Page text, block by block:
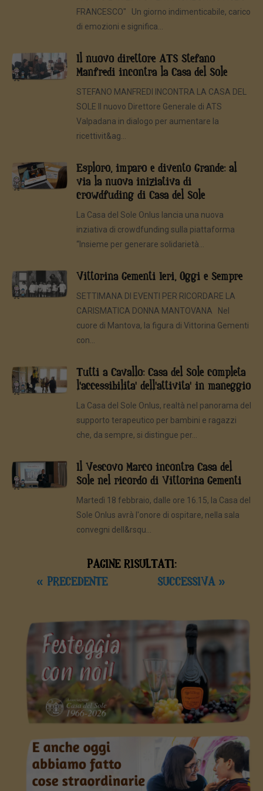
FRANCESCO" Un giorno indimenticabile, carico
di emozioni e significa...
Il nuovo direttore ATS Stefano
Manfredi incontra la Casa del Sole
STEFANO MANFREDI INCONTRA LA CASA DEL
SOLE Il nuovo Direttore Generale di ATS
Valpadana in dialogo per aumentare la
ricettivit&ag...
Esploro, imparo e divento Grande: al
via la nuova iniziativa di
crowdfuding di Casa del Sole
La Casa del Sole Onlus lancia una nuova
inziativa di crowdfunding sulla piattaforma
“Insieme per generare solidarietà...
Vittorina Gementi Ieri, Oggi e Sempre
SETTIMANA DI EVENTI PER RICORDARE LA
CARISMATICA DONNA MANTOVANA Nel
cuore di Mantova, la figura di Vittorina Gementi
con...
Tutti a Cavallo: Casa del Sole completa
l'accessibilita' dell'attivita' in maneggio
La Casa del Sole Onlus, realtà nel panorama del
supporto terapeutico per bambini e ragazzi
che, da sempre, si distingue per...
Il Vescovo Marco incontra Casa del
Sole nel ricordo di Vittorina Gementi
Martedì 18 febbraio, dalle ore 16.15, la Casa del
Sole Onlus avrà l'onore di ospitare, nella sala
convegni dell&rsqu...
PAGINE RISULTATI:
« PRECEDENTE
SUCCESSIVA »